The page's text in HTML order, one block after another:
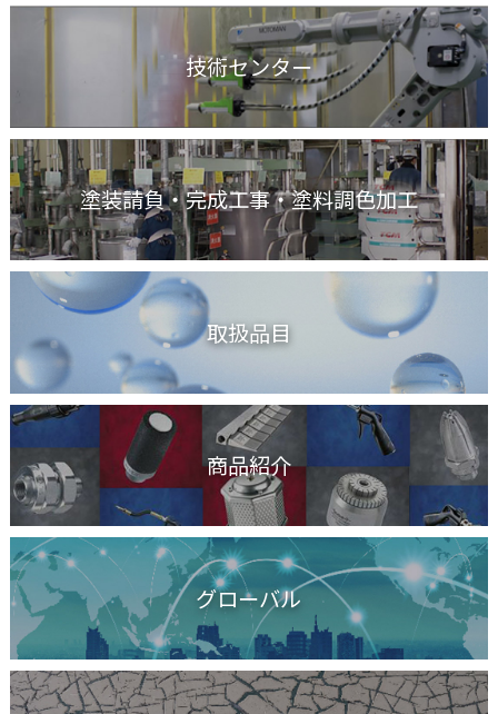
技術センター
塗装請負・完成工事・塗料調色加工
取扱品目
商品紹介
グローバル